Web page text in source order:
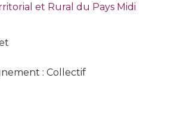
et Rural du Pays Midi
: Collectif